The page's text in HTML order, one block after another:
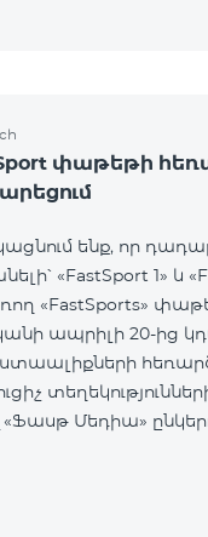
փաթեթի
ենք, որ
«FastSport 1» և
«FastSports» փաթեթի
ապրիլի 20-ից
հեռարձակումը։
«Ֆասթ Մեդիա»